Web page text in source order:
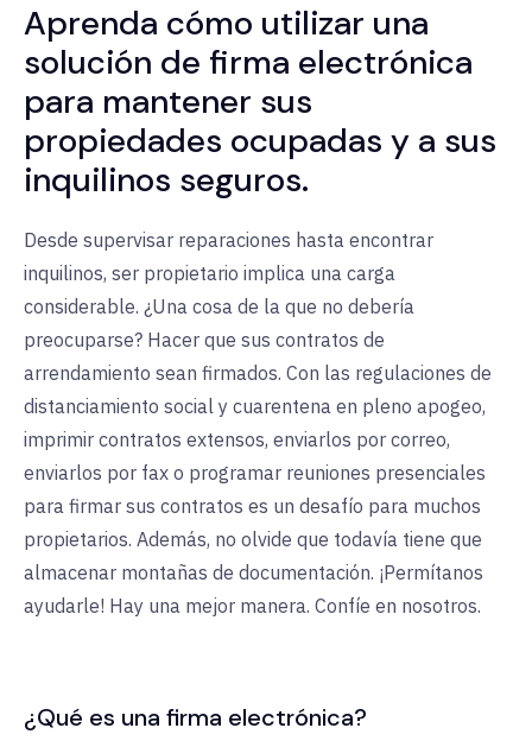
Aprenda cómo utilizar una
solución de firma electrónica
para mantener sus
propiedades ocupadas y a sus
inquilinos seguros.
Desde supervisar reparaciones hasta encontrar
inquilinos, ser propietario implica una carga
considerable. ¿Una cosa de la que no debería
preocuparse? Hacer que sus contratos de
arrendamiento sean firmados. Con las regulaciones de
distanciamiento social y cuarentena en pleno apogeo,
imprimir contratos extensos, enviarlos por correo,
enviarlos por fax o programar reuniones presenciales
para firmar sus contratos es un desafío para muchos
propietarios. Además, no olvide que todavía tiene que
almacenar montañas de documentación. ¡Permítanos
ayudarle! Hay una mejor manera. Confíe en nosotros.
¿Qué es una firma electrónica?